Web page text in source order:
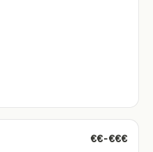
€€-€€€